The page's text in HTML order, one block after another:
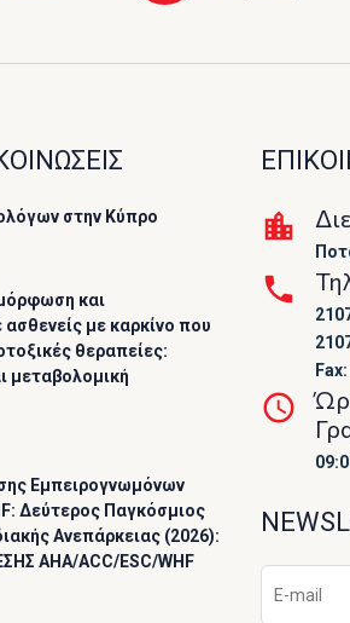
στην Κύπρο
και
ασθενείς με καρκίνο που
θεραπείες:
μεταβολομική
Εμπειρογνωμόνων
Δεύτερος Παγκόσμιος
Ανεπάρκειας (2026):
AHA/ACC/ESC/WHF